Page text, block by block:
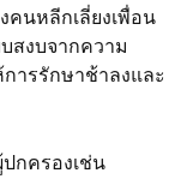
คนหลีกเลี่ยงเพื่อน
สงบจากความ
ารรักษาช้าลงและ
กครองเช่น